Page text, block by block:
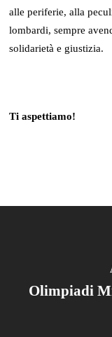
alle periferie, alla
lombardi, sempre
solidarietà e giustizia.
Ti aspettiamo!
Olimpiadi